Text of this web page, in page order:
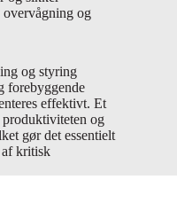
og
og styring
forebyggende
effektivt. Et
og
gør det essentielt
kritisk